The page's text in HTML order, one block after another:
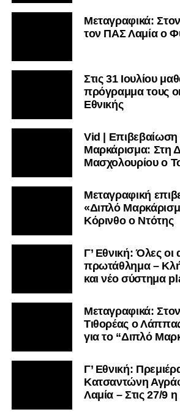
Μεταγραφικά:
τον ΠΑΣ Λαμία ο
Στις 31 Ιουλίου
πρόγραμμα τους
Εθνικής
Vid | Επιβεβαίωση
Μαρκάρισμα: Στη
Μασχολουρίου ο
Μεταγραφική
«Διπλό
Κόρινθο ο Ντότης
Γ’ Εθνική: Όλες οι
πρωτάθλημα –
και νέο σύστημα
Μεταγραφικά:
Τιθορέας ο
για το “Διπλό
Γ’ Εθνική:
Κατσαντώνη
Λαμία – Στις 27/9